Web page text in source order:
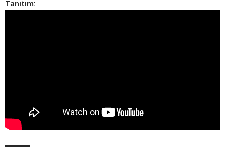
Tanıtım: